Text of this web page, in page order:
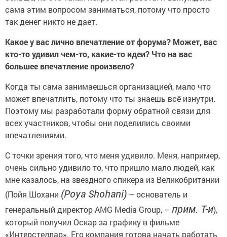
сама этим вопросом заниматься, потому что просто
так денег никто не дает.
Какое у вас лично впечатление от форума? Может, вас
кто-то удивил чем-то, какие-то идеи? Что на вас
большее впечатление произвело?
Когда ты сама занимаешься организацией, мало что
может впечатлить, потому что ты знаешь всё изнутри.
Поэтому мы разработали форму обратной связи для
всех участников, чтобы они поделились своими
впечатлениями.
С точки зрения того, что меня удивило. Меня, например,
очень сильно удивило то, что пришло мало людей, как
мне казалось, на звездного спикера из Великобритании
(Пойя Шохани (Poya Shohani) – основатель и
генеральный директор AMG Media Group, – прим. Т-и),
который получил Оскар за графику в фильме
«Интерстеллар». Его компания готова начать работать